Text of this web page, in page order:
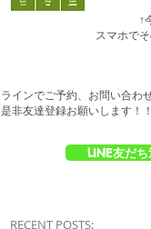
​↑
スマホで
ラインでご予約、お問い合わ
是非友達登録お願いします！！
LINE友だち
RECENT POSTS: